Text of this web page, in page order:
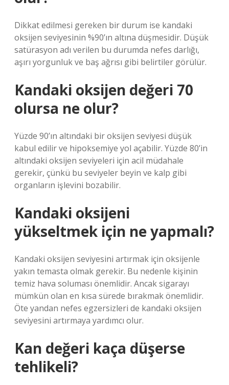
Dikkat edilmesi gereken bir durum ise kandaki
oksijen seviyesinin %90’ın altına düşmesidir. Düşük
satürasyon adı verilen bu durumda nefes darlığı,
aşırı yorgunluk ve baş ağrısı gibi belirtiler görülür.
Kandaki oksijen değeri 70
olursa ne olur?
Yüzde 90’ın altındaki bir oksijen seviyesi düşük
kabul edilir ve hipoksemiye yol açabilir. Yüzde 80’in
altındaki oksijen seviyeleri için acil müdahale
gerekir, çünkü bu seviyeler beyin ve kalp gibi
organların işlevini bozabilir.
Kandaki oksijeni
yükseltmek için ne yapmalı?
Kandaki oksijen seviyesini artırmak için oksijenle
yakın temasta olmak gerekir. Bu nedenle kişinin
temiz hava soluması önemlidir. Ancak sigarayı
mümkün olan en kısa sürede bırakmak önemlidir.
Öte yandan nefes egzersizleri de kandaki oksijen
seviyesini artırmaya yardımcı olur.
Kan değeri kaça düşerse
tehlikeli?